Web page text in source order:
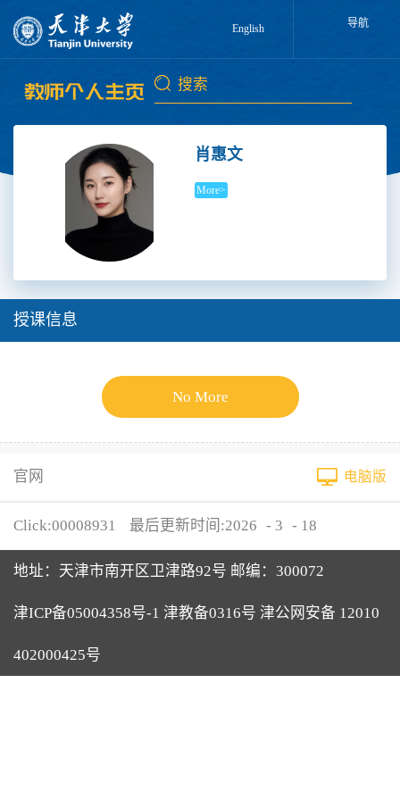
English 导航
肖惠文
More>
授课信息
No More
官网 电脑版
Click:00008931 最后更新时间:2026 - 3 - 18
地址：天津市南开区卫津路92号 邮编：300072
津ICP备05004358号-1 津教备0316号 津公网安备 12010
402000425号